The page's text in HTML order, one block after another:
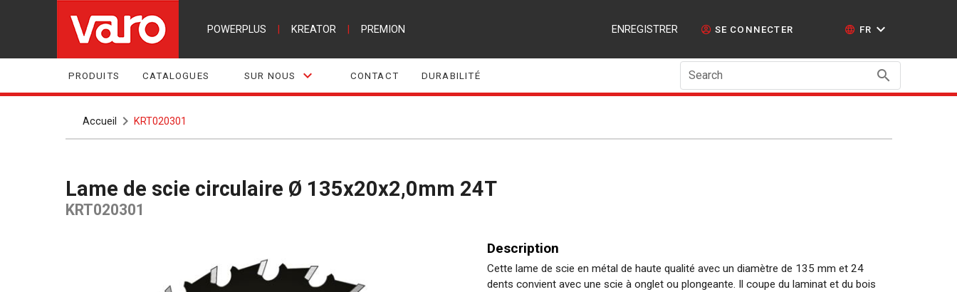
POWERPLUS KREATOR PREMION ENREGISTRER SE CONNECTER FR
PRODUITS CATALOGUES SUR NOUS CONTACT DURABILITÉ Search
Accueil KRT020301
Lame de scie circulaire Ø 135x20x2,0mm 24T
KRT020301
Description
Cette lame de scie en métal de haute qualité avec un diamètre de 135 mm et 24
dents convient avec une scie à onglet ou plongeante. Il coupe du laminat et du bois